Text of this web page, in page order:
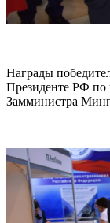
Награды
Президенте РФ по
Замминистра